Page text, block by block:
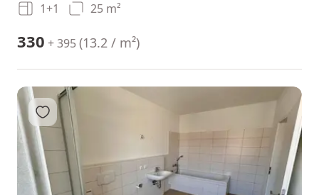
1+1 25 m²
330 + 395(13.2 / m²)
Přidat do oblíbených